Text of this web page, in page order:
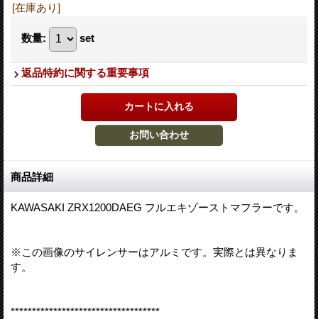
[在庫あり]
数量: set
返品特約に関する重要事項
商品詳細
KAWASAKI ZRX1200DAEG フルエキゾーストマフラーです。
※この画像のサイレンサーはアルミです。実際とは異なりま
す。
***********************************